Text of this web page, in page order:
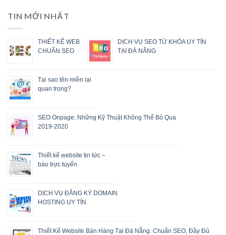
TIN MỚI NHẤT
THIẾT KẾ WEB
CHUẨN SEO
DỊCH VỤ SEO TỪ KHÓA UY TÍN
TẠI ĐÀ NẴNG
Tại sao tên miền lại
quan trọng?
SEO Onpage: Những Kỹ Thuật Không Thể Bỏ Qua
2019-2020
Thiết kế website tin tức –
báo trực tuyến
DỊCH VỤ ĐĂNG KÝ DOMAIN
HOSTING UY TÍN
Thiết Kế Website Bán Hàng Tại Đà Nẵng: Chuẩn SEO, Đầy Đủ